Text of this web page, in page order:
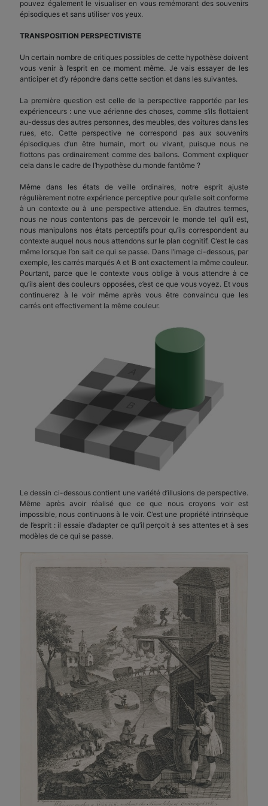
pouvez également le visualiser en vous remémorant des souvenirs
épisodiques et sans utiliser vos yeux.
TRANSPOSITION PERSPECTIVISTE
Un certain nombre de critiques possibles de cette hypothèse doivent
vous venir à l’esprit en ce moment même. Je vais essayer de les
anticiper et d’y répondre dans cette section et dans les suivantes.
La première question est celle de la perspective rapportée par les
expérienceurs : une vue aérienne des choses, comme s’ils flottaient
au-dessus des autres personnes, des meubles, des voitures dans les
rues, etc. Cette perspective ne correspond pas aux souvenirs
épisodiques d’un être humain, mort ou vivant, puisque nous ne
flottons pas ordinairement comme des ballons. Comment expliquer
cela dans le cadre de l’hypothèse du monde fantôme ?
Même dans les états de veille ordinaires, notre esprit ajuste
régulièrement notre expérience perceptive pour qu’elle soit conforme
à un contexte ou à une perspective attendue. En d’autres termes,
nous ne nous contentons pas de percevoir le monde tel qu’il est,
nous manipulons nos états perceptifs pour qu’ils correspondent au
contexte auquel nous nous attendons sur le plan cognitif. C’est le cas
même lorsque l’on sait ce qui se passe. Dans l’image ci-dessous, par
exemple, les carrés marqués A et B ont exactement la même couleur.
Pourtant, parce que le contexte vous oblige à vous attendre à ce
qu’ils aient des couleurs opposées, c’est ce que vous voyez. Et vous
continuerez à le voir même après vous être convaincu que les
carrés ont effectivement la même couleur.
Le dessin ci-dessous contient une variété d’illusions de perspective.
Même après avoir réalisé que ce que nous croyons voir est
impossible, nous continuons à le voir. C’est une propriété intrinsèque
de l’esprit : il essaie d’adapter ce qu’il perçoit à ses attentes et à ses
modèles de ce qui se passe.